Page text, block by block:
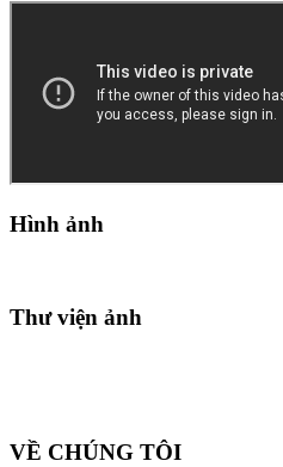
Hình ảnh
Thư viện ảnh
VỀ CHÚNG TÔI